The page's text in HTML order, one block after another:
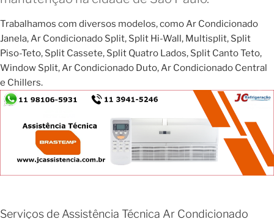
Trabalhamos com diversos modelos, como Ar Condicionado
Janela, Ar Condicionado Split, Split Hi-Wall, Multisplit, Split
Piso-Teto, Split Cassete, Split Quatro Lados, Split Canto Teto,
Window Split, Ar Condicionado Duto, Ar Condicionado Central
e Chillers.
Serviços de Assistência Técnica Ar Condicionado